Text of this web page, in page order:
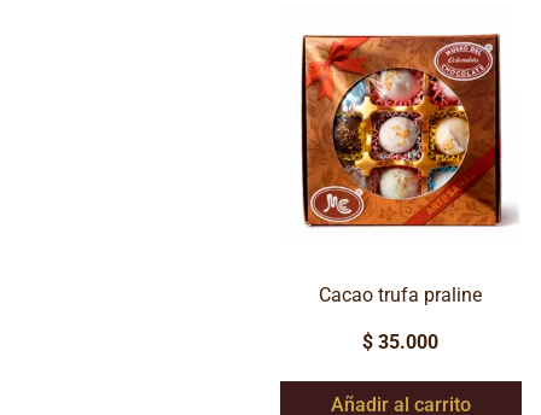
Cacao trufa praline
$ 35.000
Añadir al carrito